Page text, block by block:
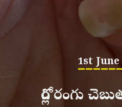
1st June
గోర్ల రంగు